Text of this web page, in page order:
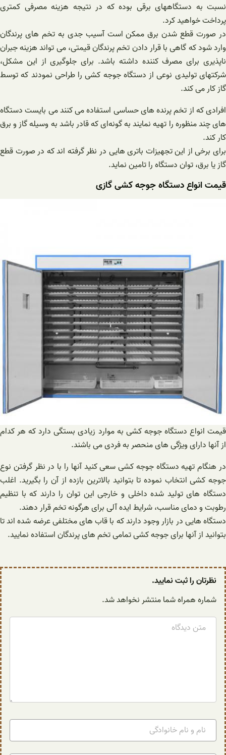
نسبت به دستگاههای برقی بوده که در نتیجه هزینه مصرفی کمتری
پرداخت خواهید کرد.
در صورت قطع شدن برق ممکن است آسیب جدی به تخم های پرندگان
وارد شود که گاهی با قرار دادن تخم پرندگان قیمتی، می تواند هزینه جبران
ناپذیری برای مصرف کننده داشته باشد. برای جلوگیری از این مشکل،
شرکتهای تولیدی نوعی از دستگاه‌ جوجه‌ کشی را طراحی نمودند که توسط
گاز کار می کند.
افرادی که از تخم پرنده های حساسی استفاده می کنند می بایست دستگاه
های چند منظوره را تهیه نمایند به گونه‌ای که قادر باشد به وسیله گاز و برق
کار کند.
برای برخی از این تجهیزات باتری هایی در نظر گرفته اند که در صورت قطع
گاز یا برق، توان دستگاه را تامین نماید.
قیمت انواع دستگاه جوجه کشی گازی
قیمت انواع دستگاه جوجه کشی به موارد زیادی بستگی دارد که هر کدام
از آنها دارای ویژگی های منحصر به فردی می باشند.
در هنگام تهیه دستگاه جوجه کشی سعی کنید آنها را با در نظر گرفتن نوع
جوجه کشی انتخاب نموده تا بتوانید بالاترین بازده از آن را بگیرید. اغلب
دستگاه های تولید شده داخلی و خارجی این توان را دارند که با تنظیم
رطوبت و دمای مناسب، شرایط ایده آلی برای هرگونه تخم قرار دهند.
دستگاه هایی در بازار وجود دارند که با قاب های مختلفی عرضه شده اند تا
بتوانید از آنها برای جوجه کشی تمامی تخم های پرندگان استفاده نمایید.
نظرتان را ثبت نمایید.
شماره همراه شما منتشر نخواهد شد.